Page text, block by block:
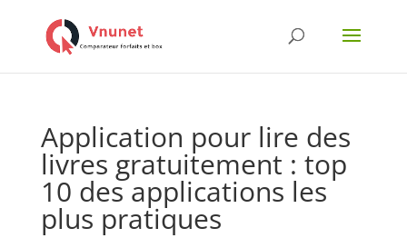
Application pour lire des
livres gratuitement : top
10 des applications les
plus pratiques